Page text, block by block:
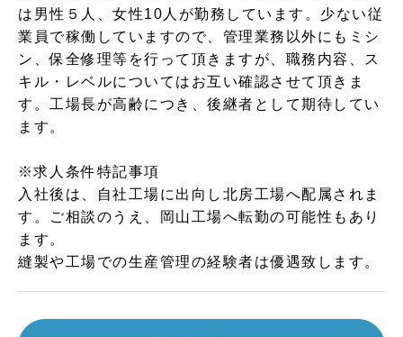
は男性５人、女性10人が勤務しています。少ない従
業員で稼働していますので、管理業務以外にもミシ
ン、保全修理等を行って頂きますが、職務内容、ス
キル・レベルについてはお互い確認させて頂きま
す。工場長が高齢につき、後継者として期待してい
ます。
※求人条件特記事項
入社後は、自社工場に出向し北房工場へ配属されま
す。ご相談のうえ、岡山工場へ転勤の可能性もあり
ます。
縫製や工場での生産管理の経験者は優遇致します。